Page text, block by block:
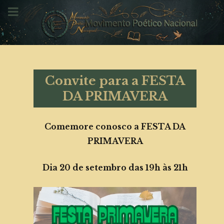
Convite para a FESTA
DA PRIMAVERA
Comemore conosco a FESTA DA
PRIMAVERA
Dia 20 de setembro das 19h às 21h